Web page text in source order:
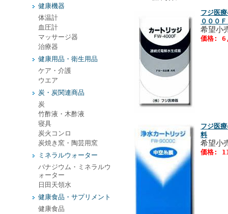
健康機器
体温計
血圧計
マッサージ器
治療器
健康用品・衛生用品
ケア・介護
ウエア
炭・炭関連商品
炭
竹酢液・木酢液
寝具
炭火コンロ
炭焼き窯・陶芸用窯
ミネラルウォーター
バナジウム・ミネラルウ
ォーター
日田天領水
健康食品・サプリメント
健康食品
フジ医
０００
希望
価格:
フジ医
料
希望
価格: